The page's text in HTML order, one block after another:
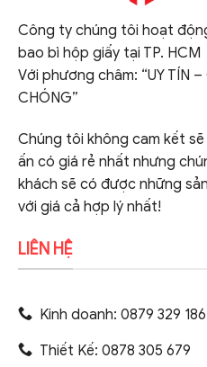
Công ty chúng tôi hoạt
bao bì hộp giấy tại TP. HCM
Với phương châm: “UY TÍN
CHÓNG”
Chúng tôi không cam kết
ấn có giá rẻ nhất nhưng
khách sẽ có được những
với giá cả hợp lý nhất!
LIÊN HỆ
Kinh doanh: 0879 329 186
Thiết Kế: 0878 305 679